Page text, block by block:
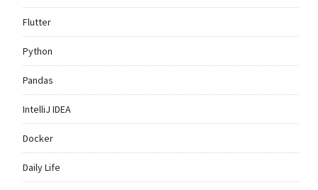
Flutter
Python
Pandas
IntelliJ IDEA
Docker
Daily Life